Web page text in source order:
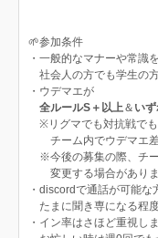
🌱参加条件
・一般的なマナーや常識
社会人の方でも学生の方
・ウデマエが
全ルールS＋以上＆ い
※リグマでも対抗戦でも
チーム内でウデマエ差
※今後の募集の際、チ
変更する場合がありま
・discordで通話が可能な
たまに聞き専になる程度
・イン率はさほど重視し